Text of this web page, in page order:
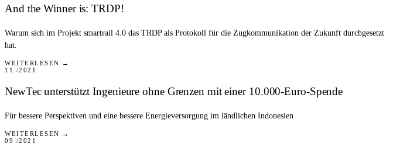
And the Winner is: TRDP!
Warum sich im Projekt smartrail 4.0 das TRDP als Protokoll für die Zugkommunikation der Zukunft durchgesetzt
hat.
WEITERLESEN →
11 /2021
NewTec unterstützt Ingenieure ohne Grenzen mit einer 10.000-Euro-Spende
Für bessere Perspektiven und eine bessere Energieversorgung im ländlichen Indonesien
WEITERLESEN →
09 /2021